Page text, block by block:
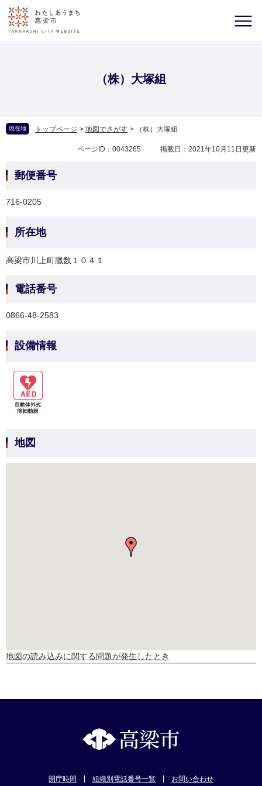
（株）大塚組
現在地 トップページ > 地図でさがす > （株）大塚組
ページID：0043265 掲載日：2021年10月11日更新
郵便番号
716-0205
所在地
高梁市川上町臘数１０４１
電話番号
0866-48-2583
設備情報
地図
地図の読み込みに関する問題が発生したとき
開庁時間 組織別電話番号一覧 お問い合わせ